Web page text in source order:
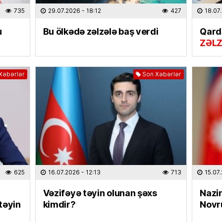
TÜRK
HADISƏ
ÖLKƏ
Dr.
sədri
735 29.07.2026 - 18:12 427
Bu ölkədə zəlzələ baş verdi
625
Son Xəbərlər
16.07.2026 - 12:13 713
Vəzifəyə təyin olunan şəxs
kimdir?